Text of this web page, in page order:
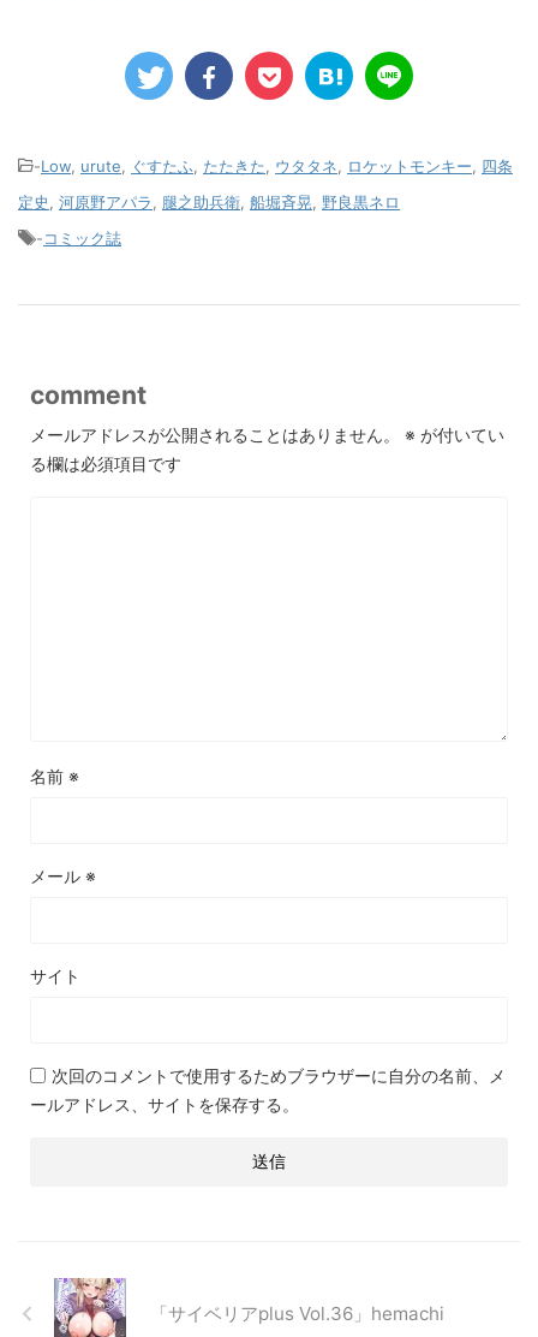
-Low urute ぐすたふ たたきた ウタタネ ロケットモンキー
四条
定史
河原野アパラ 腿之助兵衛 船堀斉晃
野良黒ネロ
-コミック誌
comment
メールアドレスが公開されることはありません。 ※ が付いてい
る欄は必須項目です
名前 ※
メール ※
サイト
次回のコメントで使用するためブラウザーに自分の名前、メ
ールアドレス、サイトを保存する。
「サイベリアplus Vol.36」hemachi